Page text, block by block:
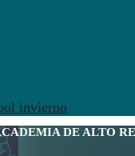
invierno
DE ALTO